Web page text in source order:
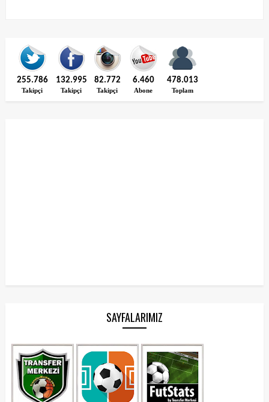
255.786
Takipçi
132.995
Takipçi
82.772
Takipçi
6.460
Abone
478.013
Toplam
SAYFALARIMIZ